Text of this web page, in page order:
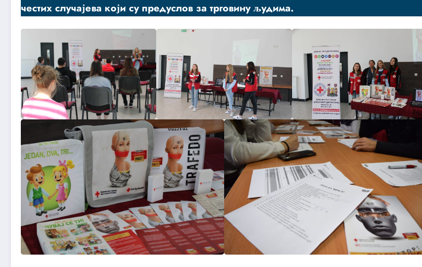
честих случајева који су предуслов за трговину људима.